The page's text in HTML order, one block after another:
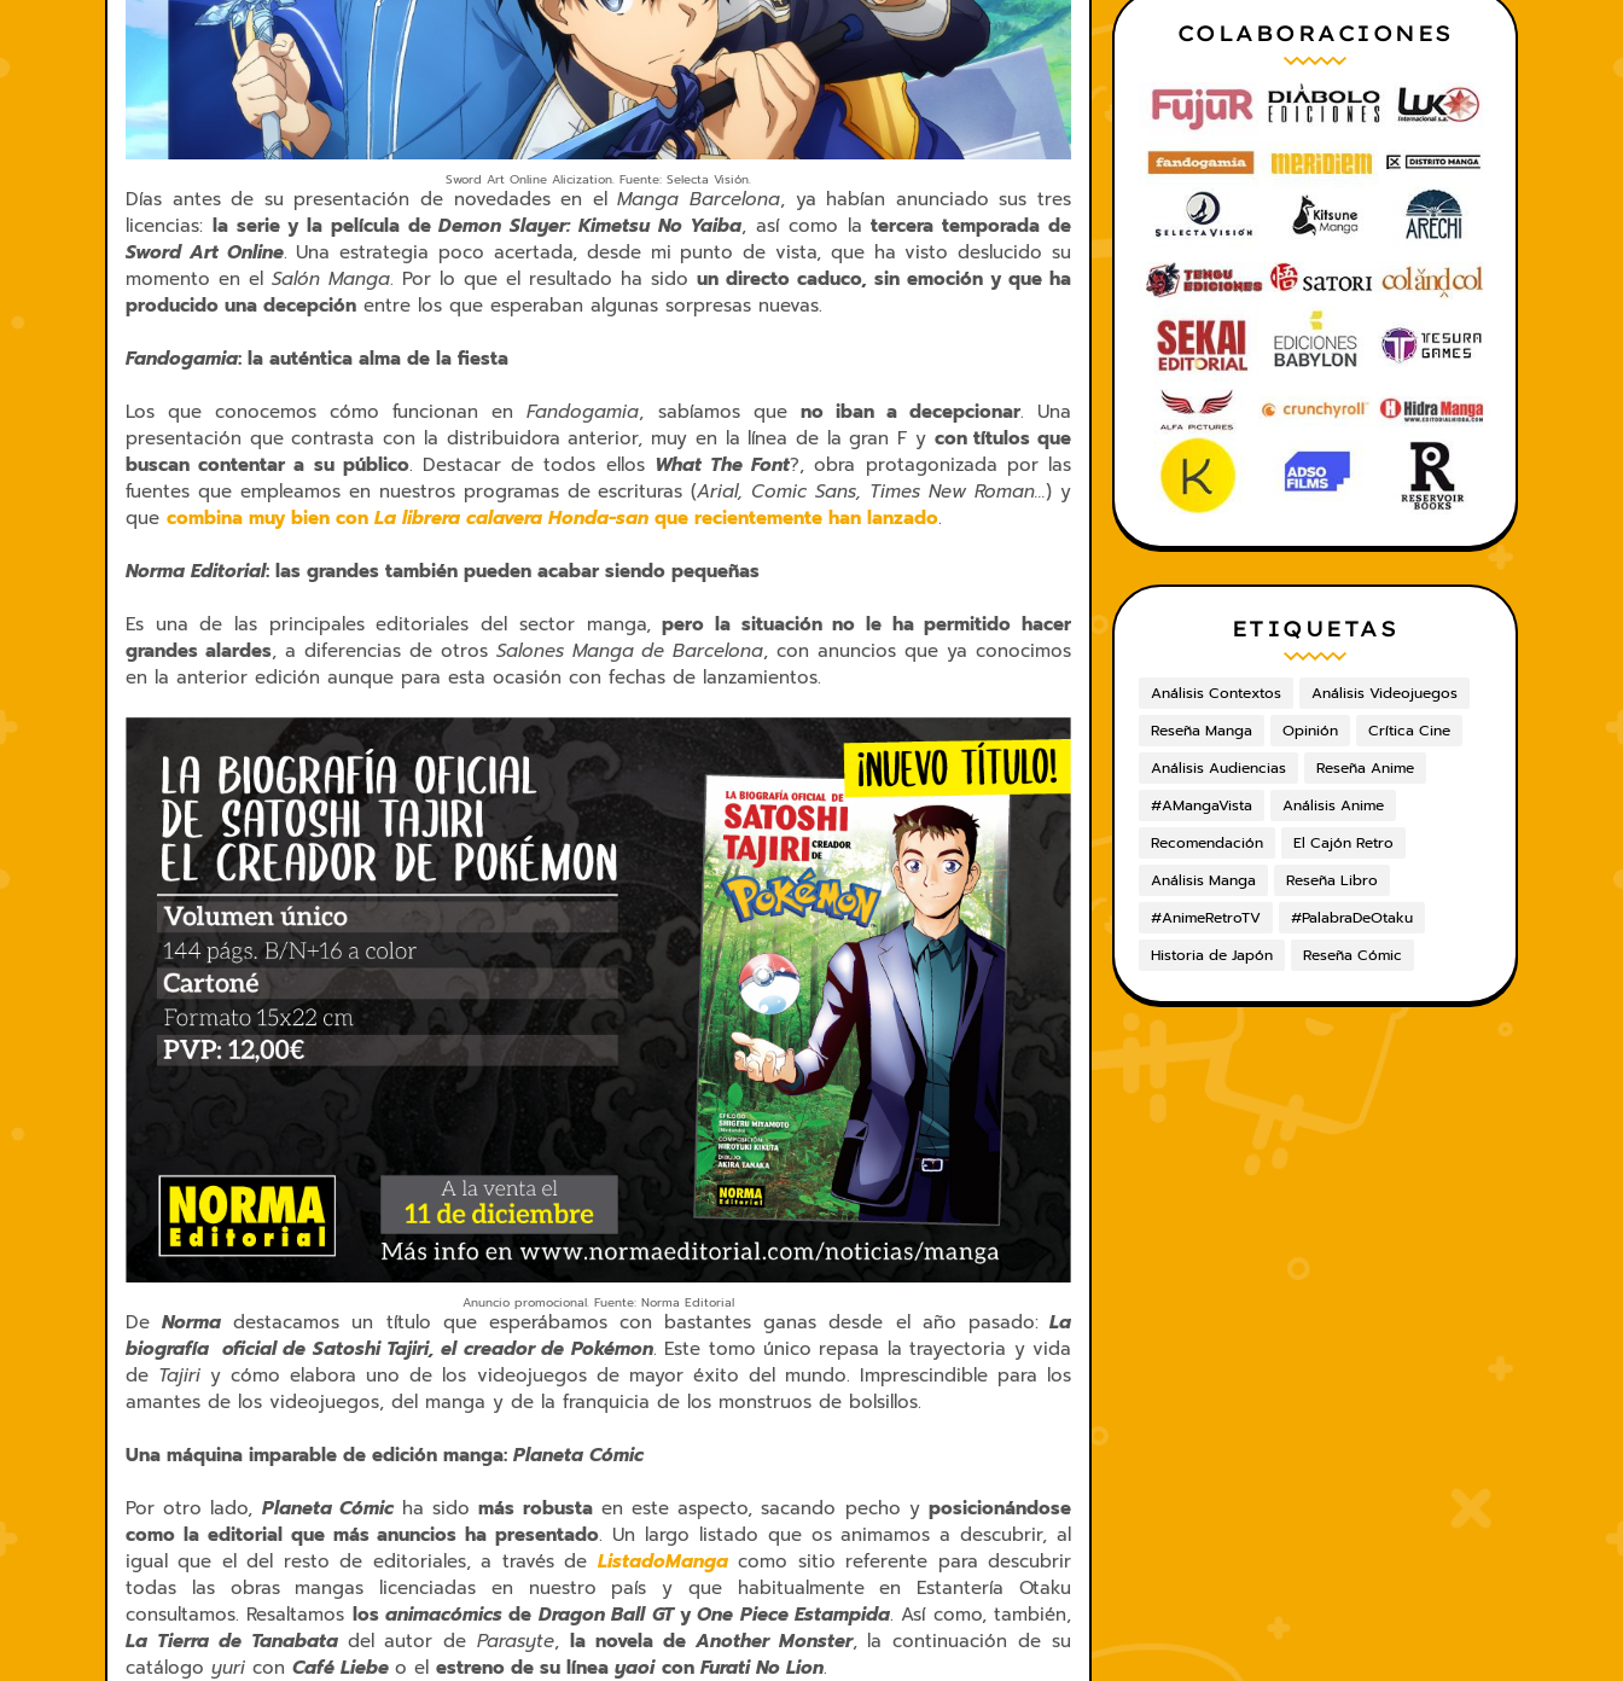
Sword Art Online Alicization. Fuente: Selecta Visión.
Días antes de su presentación de novedades en elManga Barcelona, ya habían anunciado sus tres
licencias: la serie y la película deDemon Slayer: Kimetsu No Yaiba, así como latercera temporada de
Sword Art Online. Una estrategia poco acertada, desde mi punto de vista, que ha visto deslucido su
momento en el Salón Manga. Por lo que el resultado ha sido un directo caduco, sin emoción y que ha
producido una decepción entre los que esperaban algunas sorpresas nuevas.
Fandogamia: la auténtica alma de la fiesta
Los que conocemos cómo funcionan enFandogamia, sabíamos que no iban a decepcionar. Una
presentación que contrasta con la distribuidora anterior, muy en la línea de la gran F y con títulos que
buscan contentar a su público. Destacar de todos ellos What The Font?, obra protagonizada por las
fuentes que empleamos en nuestros programas de escrituras (Arial, Comic Sans, Times New Roman...) y
que combina muy bien con La librera calavera Honda-san que recientemente han lanzado.
Norma Editorial: las grandes también pueden acabar siendo pequeñas
Es una de las principales editoriales del sector manga,pero la situación no le ha permitido hacer
grandes alardes, a diferencias de otros Salones Manga de Barcelona, con anuncios que ya conocimos
en la anterior edición aunque para esta ocasión con fechas de lanzamientos.
Anuncio promocional. Fuente: Norma Editorial
DeNorma destacamos un título que esperábamos con bastantes ganas desde el año pasado: La
biografía oficial de Satoshi Tajiri, el creador de Pokémon. Este tomo único repasa la trayectoria y vida
de Tajiri y cómo elabora uno de los videojuegos de mayor éxito del mundo. Imprescindible para los
amantes de los videojuegos, del manga y de la franquicia de los monstruos de bolsillos.
Una máquina imparable de edición manga: Planeta Cómic
Por otro lado, Planeta Cómicha sidomás robustaen este aspecto, sacando pecho yposicionándose
como la editorial que más anuncios ha presentado. Un largo listado que os animamos a descubrir, al
igual que el del resto de editoriales, a través de ListadoMangacomo sitio referente para descubrir
todas las obras mangas licenciadas en nuestro país y que habitualmente en Estantería Otaku
consultamos. Resaltamos losanimacómicsde Dragon Ball GTyOne Piece Estampida. Así como, también,
La Tierra de Tanabata del autor de Parasyte, la novela de Another Monster, la continuación de su
catálogo yuri con Café Liebe o el estreno de su línea yaoi con Furati No Lion.
COLABORACIONES
ETIQUETAS
Análisis Contextos
Análisis Videojuegos
Reseña Manga
Opinión
Crítica Cine
Análisis Audiencias
Reseña Anime
#AMangaVista
Análisis Anime
Recomendación
El Cajón Retro
Análisis Manga
Reseña Libro
#AnimeRetroTV
#PalabraDeOtaku
Historia de Japón
Reseña Cómic